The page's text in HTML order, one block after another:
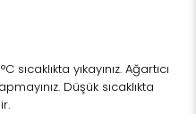
sıcaklıkta yıkayınız. Ağartıcı
Düşük sıcaklıkta